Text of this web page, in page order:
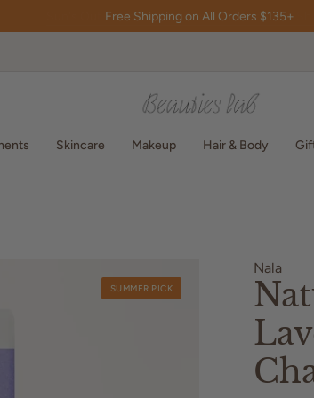
Sun's Out — So Are Our Summer Essentials.
Skincare Makeup Hair & Body
SUMMER PICK
Nala